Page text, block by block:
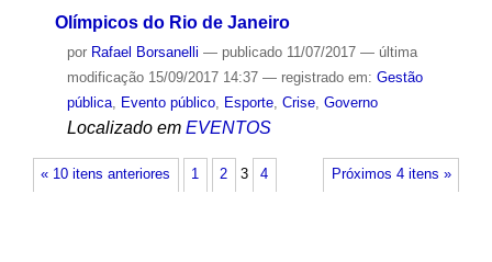
Olímpicos do Rio de Janeiro
por Rafael Borsanelli — publicado11/07/2017 — última
modificação15/09/2017 14:37 — registrado em: Gestão
pública, Evento público, Esporte, Crise, Governo
Localizado em EVENTOS
« 10 itens anteriores Próximos 4 itens »
1 2 3 4